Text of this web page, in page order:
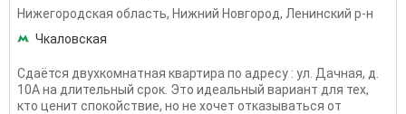
Нижегородская область, Нижний Новгород, Ленинский р-н
Чкаловская
Сдаётся двухкомнатная квартира по адресу : ул. Дачная, д.
10А на длительный срок. Это идеальный вариант для тех,
кто ценит спокойствие, но не хочет отказываться от